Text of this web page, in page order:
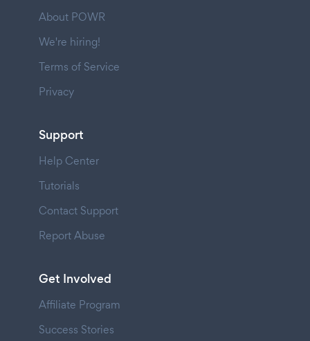
About POWR
We're hiring!
Terms of Service
Privacy
Support
Help Center
Tutorials
Contact Support
Report Abuse
Get Involved
Affiliate Program
Success Stories